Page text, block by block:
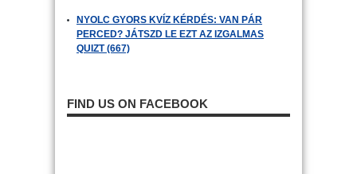
NYOLC GYORS KVÍZ KÉRDÉS: VAN PÁR
PERCED? JÁTSZD LE EZT AZ IZGALMAS
QUIZT (667)
FIND US ON FACEBOOK